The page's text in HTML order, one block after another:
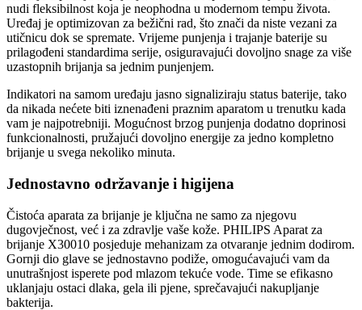
nudi fleksibilnost koja je neophodna u modernom tempu života.
Uređaj je optimizovan za bežični rad, što znači da niste vezani za
utičnicu dok se spremate. Vrijeme punjenja i trajanje baterije su
prilagođeni standardima serije, osiguravajući dovoljno snage za više
uzastopnih brijanja sa jednim punjenjem.
Indikatori na samom uređaju jasno signaliziraju status baterije, tako
da nikada nećete biti iznenađeni praznim aparatom u trenutku kada
vam je najpotrebniji. Mogućnost brzog punjenja dodatno doprinosi
funkcionalnosti, pružajući dovoljno energije za jedno kompletno
brijanje u svega nekoliko minuta.
Jednostavno održavanje i higijena
Čistoća aparata za brijanje je ključna ne samo za njegovu
dugovječnost, već i za zdravlje vaše kože. PHILIPS Aparat za
brijanje X30010 posjeduje mehanizam za otvaranje jednim dodirom.
Gornji dio glave se jednostavno podiže, omogućavajući vam da
unutrašnjost isperete pod mlazom tekuće vode. Time se efikasno
uklanjaju ostaci dlaka, gela ili pjene, sprečavajući nakupljanje
bakterija.